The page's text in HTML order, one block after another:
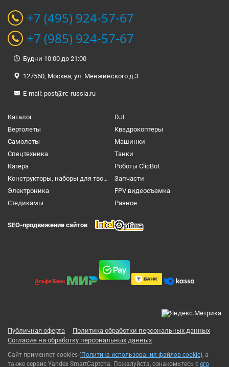
+7 (495) 924-57-67
+7 (985) 924-57-67
Будни 10:00 до 21:00
127560, Москва, ул. Менжинского д.3
E-mail: post@rc-russia.ru
Каталог
DJI
Вертолеты
Квадрокоптеры
Самолеты
Машинки
Спецтехника
Танки
Катера
Роботы ClicBot
Конструкторы, наборы для творчества и настольные игры
Запчасти
Электроника
FPV видеосъемка
Cтедикамы
Разное
SEO-продвижение сайтов
Публичная оферта
Политика обработки персональных данных
Согласие на обработку персональных данных
Сайт применяет cookies (Политика использования файлов cookie), а
также сервис Yandex SmartCaptcha. Пожалуйста, ознакомьтесь с его